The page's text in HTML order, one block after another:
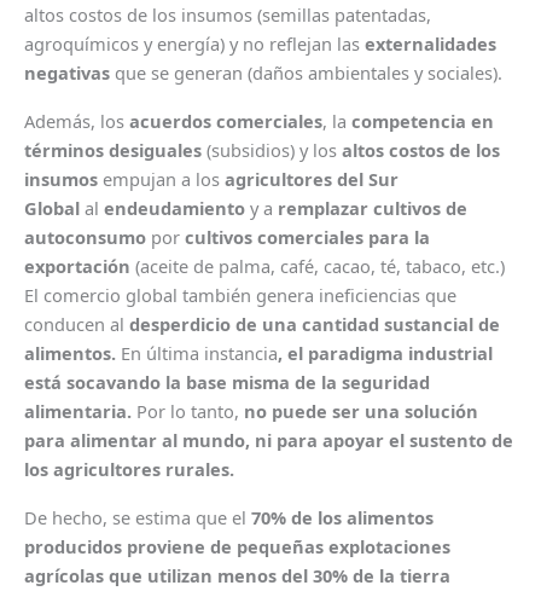
altos costos de los insumos (semillas patentadas,
agroquímicos y energía) y no reflejan las externalidades
negativas que se generan (daños ambientales y sociales).
Además, los acuerdos comerciales, la competencia en
términos desiguales (subsidios) y los altos costos de los
insumos empujan a los agricultores del Sur
Global al endeudamiento y a remplazar cultivos de
autoconsumo por cultivos comerciales para la
exportación (aceite de palma, café, cacao, té, tabaco, etc.)
El comercio global también genera ineficiencias que
conducen al desperdicio de una cantidad sustancial de
alimentos. En última instancia, el paradigma industrial
está socavando la base misma de la seguridad
alimentaria. Por lo tanto, no puede ser una solución
para alimentar al mundo, ni para apoyar el sustento de
los agricultores rurales.
De hecho, se estima que el 70% de los alimentos
producidos proviene de pequeñas explotaciones
agrícolas que utilizan menos del 30% de la tierra